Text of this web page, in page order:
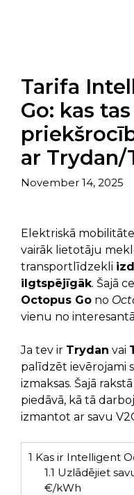
Tarifa
Go: kas
ar Trydan/
November 14, 2025
Elektriskā
vairāk lietotāju
transportlīdzekli
ilgtspējīgāk. Šajā
Octopus Go no
vienu no
Ja tev ir Trydan vai
palīdzēt ievērojami
izmaksas. Šajā
piedāvā, kā tā
izmantot ar savu
1 Kas ir Intelligent
1.1 Uzlādējiet
€/kWh